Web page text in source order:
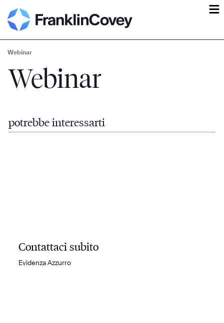
ĕ
Webinar
Webinar
potrebbe interessarti
Contattaci subito
Evidenza Azzurro